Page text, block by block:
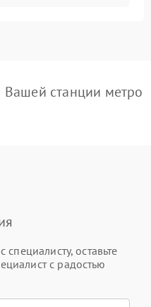
станции метро
специалисту, оставьте
с радостью